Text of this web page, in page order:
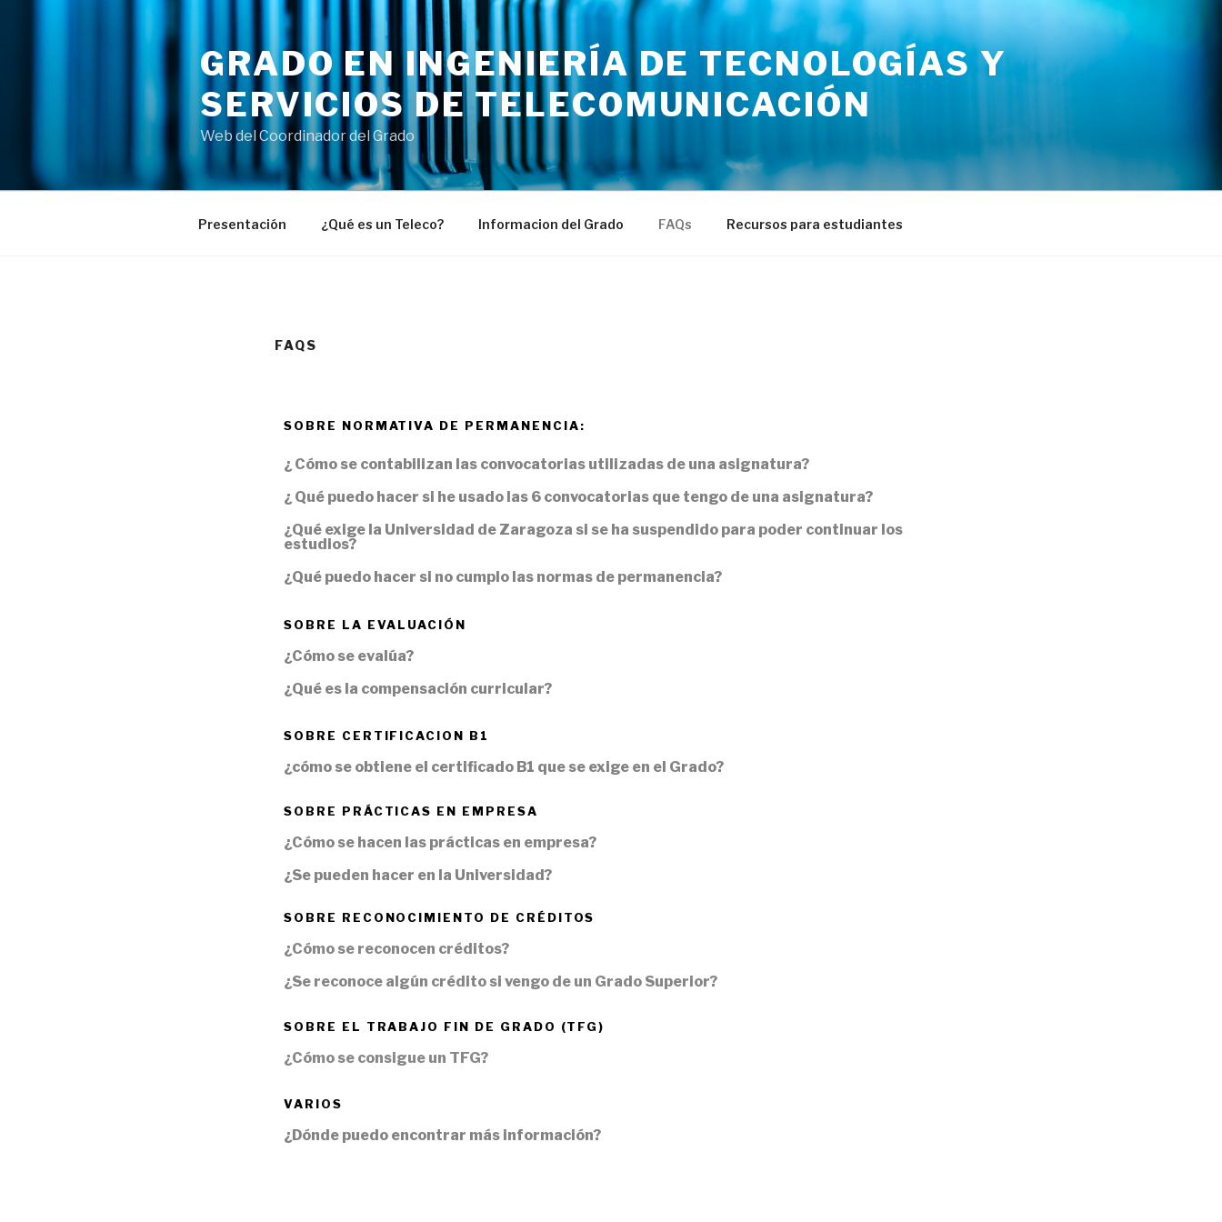
GRADO EN INGENIERÍA DE TECNOLOGÍAS Y
SERVICIOS DE TELECOMUNICACIÓN
Web del Coordinador del Grado
Presentación ¿Qué es un Teleco? Informacion del Grado FAQs Recursos para estudiantes
FAQS
SOBRE NORMATIVA DE PERMANENCIA:
¿ Cómo se contabilizan las convocatorias utilizadas de una asignatura?
¿ Qué puedo hacer si he usado las 6 convocatorias que tengo de una asignatura?
¿Qué exige la Universidad de Zaragoza si se ha suspendido para poder continuar los
estudios?
¿Qué puedo hacer si no cumplo las normas de permanencia?
SOBRE LA EVALUACIÓN
¿Cómo se evalúa?
¿Qué es la compensación curricular?
SOBRE CERTIFICACION B1
¿cómo se obtiene el certificado B1 que se exige en el Grado?
SOBRE PRÁCTICAS EN EMPRESA
¿Cómo se hacen las prácticas en empresa?
¿Se pueden hacer en la Universidad?
SOBRE RECONOCIMIENTO DE CRÉDITOS
¿Cómo se reconocen créditos?
¿Se reconoce algún crédito si vengo de un Grado Superior?
SOBRE EL TRABAJO FIN DE GRADO (TFG)
¿Cómo se consigue un TFG?
VARIOS
¿Dónde puedo encontrar más información?